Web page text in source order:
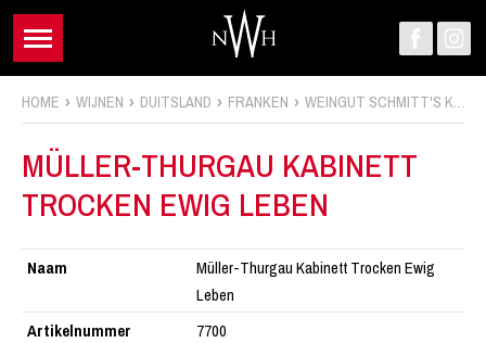
HOME WIJNEN DUITSLAND FRANKEN WEINGUT SCHMITT'S KINDER
MÜLLER-THURGAU KABINETT
TROCKEN EWIG LEBEN
Naam
Müller-Thurgau Kabinett Trocken Ewig
Leben
Artikelnummer
7700